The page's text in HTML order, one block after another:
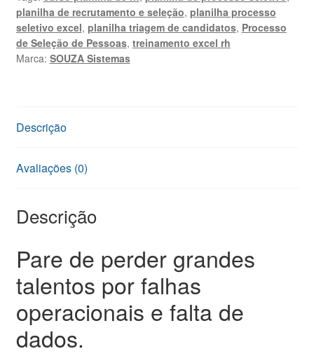
Profissional
quantidade
planilha de recrutamento e seleção, planilha processo
seletivo excel, planilha triagem de candidatos, Processo
de Seleção de Pessoas, treinamento excel rh
Marca: SOUZA Sistemas
Descrição
Avaliações (0)
Descrição
Pare de perder grandes
talentos por falhas
operacionais e falta de
dados.